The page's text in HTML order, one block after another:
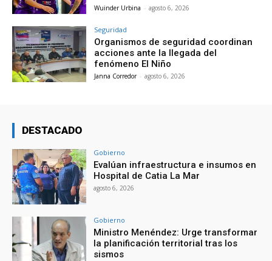
Wuinder Urbina - agosto 6, 2026
Seguridad
Organismos de seguridad coordinan
acciones ante la llegada del
fenómeno El Niño
Janna Corredor - agosto 6, 2026
DESTACADO
Gobierno
Evalúan infraestructura e insumos en
Hospital de Catia La Mar
agosto 6, 2026
Gobierno
Ministro Menéndez: Urge transformar
la planificación territorial tras los
sismos